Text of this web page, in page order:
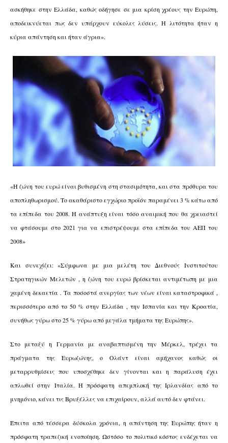
ασκήθηκε στην Ελλάδα, καθώς οδήγησε σε μια κρίση χρέους την Ευρώπη,
αποδεικνύεται πως δεν υπάρχουν εύκολες λύσεις. Η λιτότητα ήταν η
κύρια απάντηση και ήταν άγρια».
«Η ζώνη του ευρώ είναι βυθισμένη στη στασιμότητα, και στα πρόθυρα του
αποπληθωρισμού. Το ακαθάριστο εγχώριο προϊόν παραμένει 3 % κάτω από
τα επίπεδα του 2008. Η ανάπτυξη είναι τόσο αναιμική που θα χρειαστεί
να φτάσουμε στο 2021 για να επιστρέψουμε στα επίπεδα του ΑΕΠ του
2008»
Και συνεχίζει: «Σύμφωνα με μια μελέτη του Διεθνούς Ινστιτούτου
Στρατηγικών Μελετών , η ζώνη του ευρώ βρίσκεται αντιμέτωπη με μια
χαμένη δεκαετία . Τα ποσοστά ανεργίας των νέων είναι καταστροφικά ,
περισσότερο από το 50 % στην Ελλάδα , την Ισπανία και την Κροατία,
συνήθως γύρω στο 25 % γύρω από μεγάλα τμήματα της Ευρώπης».
Στο μεταξύ η Γερμανία με αναβαπτισμένη την Μέρκελ, τρέχει τα
πράγματα της Ευρωζώνης, ο Ολάντ είναι αμήχανος καθώς οι
μεταρρυθμίσεις που υποσχέθηκε δεν γίνονται και η παράλυση έχει
απλωθεί στην Ιταλία. Η πρόσφατη απεμπλοκή της Ιρλανδίας από το
μνημόνιο, κάνει τις Βρυξέλλες να επιχαίρουν, αλλά αυτό δεν φτάνει.
Έπειτα από τέσσερα δύσκολα χρόνια, η απάντηση της Ευρώπης ήταν η
πρόσφατη τραπεζική ενοποίηση. Ωστόσο το πολιτικό κόστος ενδέχεται να